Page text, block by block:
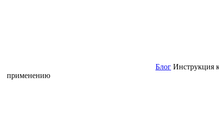
Блог Инструкция
применению